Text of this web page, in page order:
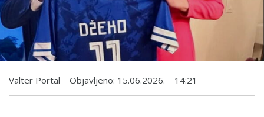
Valter Portal Objavljeno: 15.06.2026. 14:21